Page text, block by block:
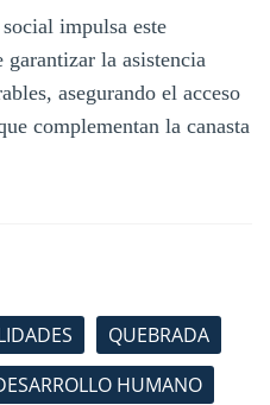
impulsa este
la asistencia
asegurando el acceso
complementan la canasta
QUEBRADA
HUMANO